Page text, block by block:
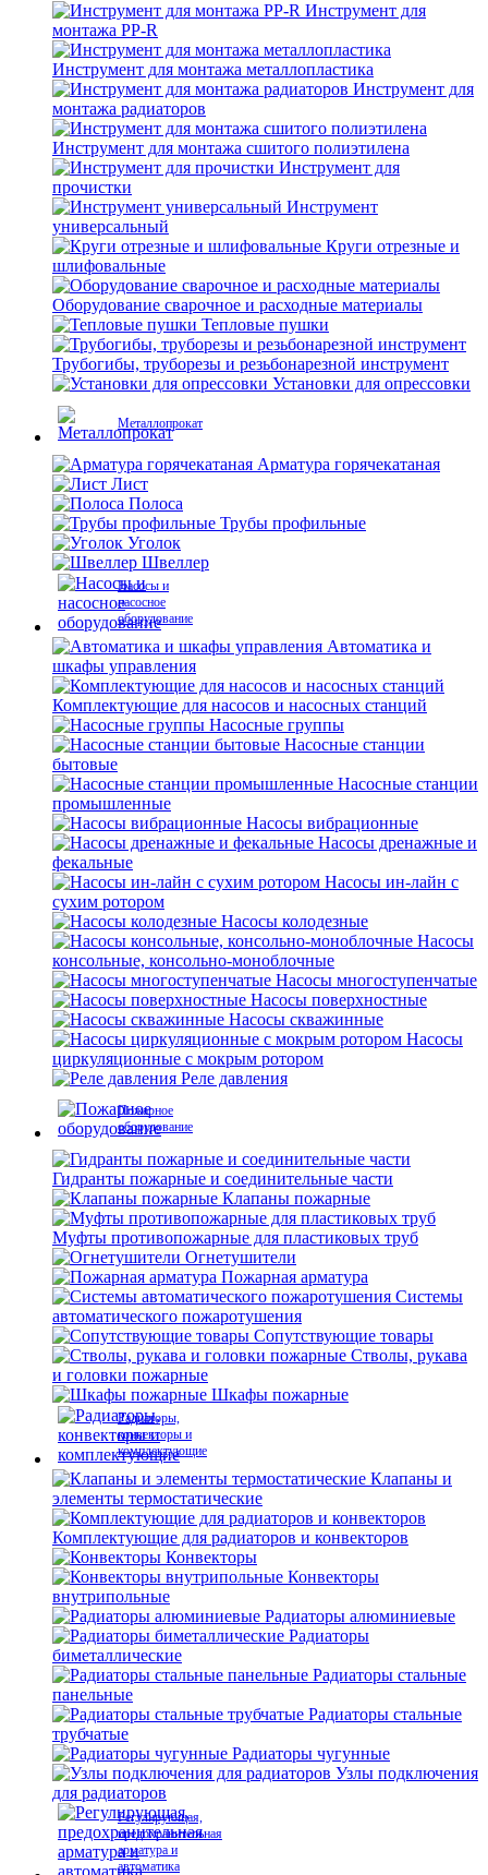
Инструмент для
монтажа PP-R
Инструмент для монтажа металлопластика
Инструмент для
монтажа радиаторов
Инструмент для монтажа сшитого полиэтилена
Инструмент для
прочистки
Инструмент
универсальный
Круги отрезные и
шлифовальные
Оборудование сварочное и расходные материалы
Тепловые пушки
Трубогибы, труборезы и резьбонарезной инструмент
Установки для опрессовки
Металлопрокат
Арматура горячекатаная
Лист
Полоса
Трубы профильные
Уголок
Швеллер
Насосы и
насосное
оборудование
Автоматика и
шкафы управления
Комплектующие для насосов и насосных станций
Насосные группы
Насосные станции
бытовые
Насосные станции
промышленные
Насосы вибрационные
Насосы дренажные и
фекальные
Насосы ин-лайн с
сухим ротором
Насосы колодезные
Насосы
консольные, консольно-моноблочные
Насосы многоступенчатые
Насосы поверхностные
Насосы скважинные
Насосы
циркуляционные с мокрым ротором
Реле давления
Пожарное
оборудование
Гидранты пожарные и соединительные части
Клапаны пожарные
Муфты противопожарные для пластиковых труб
Огнетушители
Пожарная арматура
Системы
автоматического пожаротушения
Сопутствующие товары
Стволы, рукава
и головки пожарные
Шкафы пожарные
Радиаторы,
конвекторы и
комплектующие
Клапаны и
элементы термостатические
Комплектующие для радиаторов и конвекторов
Конвекторы
Конвекторы
внутрипольные
Радиаторы алюминиевые
Радиаторы
биметаллические
Радиаторы стальные
панельные
Радиаторы стальные
трубчатые
Радиаторы чугунные
Узлы подключения
для радиаторов
Регулирующая,
предохранительная
арматура и
автоматика